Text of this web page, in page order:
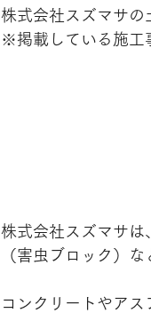
株式会社スズマサの
※掲載している施工
株式会社スズマサは
（害虫ブロック）
コンクリートやア